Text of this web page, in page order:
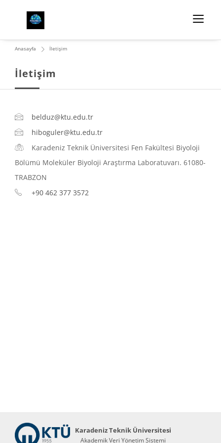
İletişim
Anasayfa İletişim
belduz@ktu.edu.tr
hiboguler@ktu.edu.tr
Karadeniz Teknik Üniversitesi Fen Fakültesi Biyoloji
Bölümü Moleküler Biyoloji Araştırma Laboratuvarı. 61080-
TRABZON
+90 462 377 3572
Karadeniz Teknik Üniversitesi
Akademik Veri Yönetim Sistemi